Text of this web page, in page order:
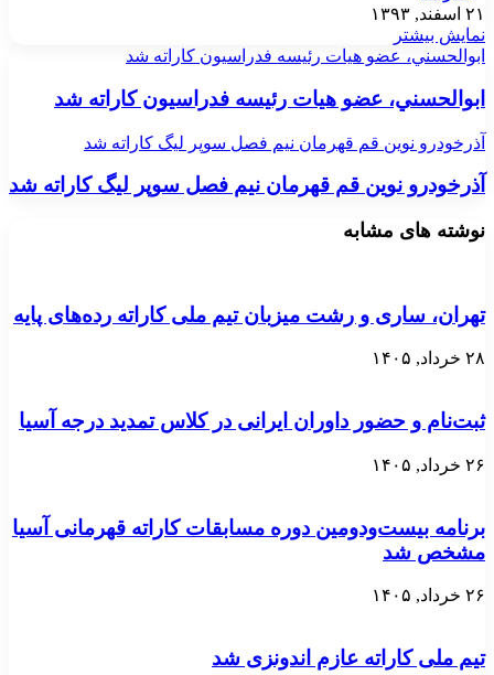
۲۱ اسفند, ۱۳۹۳
نمایش بیشتر
ابوالحسني، عضو هيات رئيسه فدراسيون كاراته شد
ابوالحسني، عضو هيات رئيسه فدراسيون كاراته شد
آذرخودرو نوین قم قهرمان نیم فصل سوپر لیگ کاراته شد
آذرخودرو نوین قم قهرمان نیم فصل سوپر لیگ کاراته شد
نوشته های مشابه
تهران، ساری و رشت میزبان تیم ملی کاراته رده‌های پایه
۲۸ خرداد, ۱۴۰۵
ثبت‌نام و حضور داوران ایرانی در کلاس تمدید درجه آسیا
۲۶ خرداد, ۱۴۰۵
برنامه بیست‌ودومین دوره مسابقات کاراته قهرمانی آسیا
مشخص شد
۲۶ خرداد, ۱۴۰۵
تیم ملی کاراته عازم اندونزی شد